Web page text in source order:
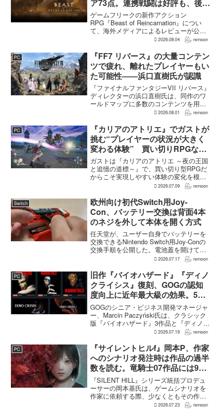
ア73点。連携戦闘は好評も、後半
の“ボス再戦続き”には不満
ゲームフリークの新作アクション
RPG『Beast of Reincarnation』につい
て、海外メディアによるレビューが公開
された。PS5版のメタスコアは73。採点
否両論で、不評に分類されたレビュ...
2026.08.04 remoon
PC
『FF7 リバース』の大量コンテン
ツで疲れ、離れたプレイヤーもい
た可能性――浜口直樹氏が認識
『ファイナルファンタジーVII リバース』
ディレクターの浜口直樹氏は、同作のワ
ールドマップに多数のコンテンツを用意
したことで、一部のプレイヤーが疲れを
性があるとの認識を示した。
GamesRadar+のイン...
2026.08.01 remoon
PC
『カリアのアトリエ』でガストが
挑む“プレイヤーの状況が大きく
変わる体験” 買い切りRPGなら
ではの変化とは
ガストは『カリアのアトリエ ～夜の王国
と追憶の道標～』で、買い切り型RPGだ
からこそ実現しやすい体験の変化を模索
している。大型の運営型ゲームが継続的
かで、同社はキャラクターやビジュアル
の魅力だけでなく、ゲ...
2026.07.09 remoon
Switch
欧州向け初代Switch用Joy-
Con、バッテリー交換は背面4本
のネジを外して本体を開く方式
任天堂が、ユーザー自身でバッテリーを
交換できるNintendo Switch用Joy-Conの
交換手順を公開した。電池蓋を開けて入
れ替える方式ではなく、背面のネジ4本を
ケーブルを取り外す必要がある。この
改...
2026.07.17 remoon
PC
旧作『バイオハザード』『ディノ
クライシス』復刻、GOGの認知
度向上に近年最大級の効果。5作
品は90％超の肯定的評価
GOGのシニア・ビジネス開発マネージャ
ー、Marcin Paczyński氏は、クラシック
版『バイオハザード』3作品と『ディノク
ライシス』2作品の復刻が、近年のGOG
上に認知度向上へ貢献したと語った。現
在...
2026.07.19 remoon
PC
『サイレントヒルf』岡本P、作家
へのシナリオ発注時は作品の過半
数を読む。竜騎士07作品には9割
以上目を通す
『SILENT HILL』シリーズ統括プロデュ
ーサーの岡本基氏は、ゲームシナリオを
作家に依頼する際、少なくともその作家
の作品の過半数に目を通すという。作家
2026.07.23 remoon